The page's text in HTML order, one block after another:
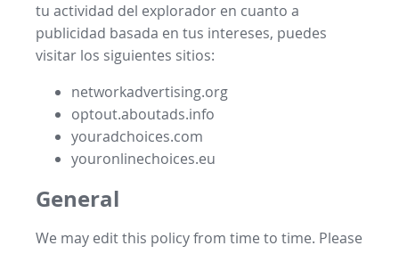
tu actividad del explorador en cuanto a
publicidad basada en tus intereses, puedes
visitar los siguientes sitios:
networkadvertising.org
optout.aboutads.info
youradchoices.com
youronlinechoices.eu
General
We may edit this policy from time to time. Please